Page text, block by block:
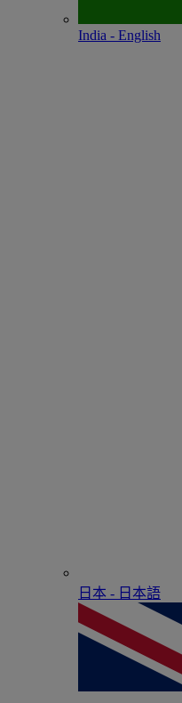
India - English
日本 - ⽇本語